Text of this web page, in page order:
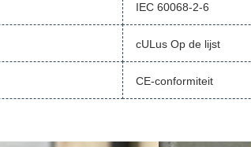
IEC 60068-2-6
cULus Op de lijst
CE-conformiteit